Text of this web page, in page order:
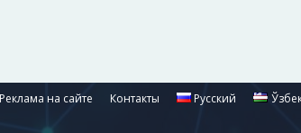
Реклама на сайте Контакты Русский